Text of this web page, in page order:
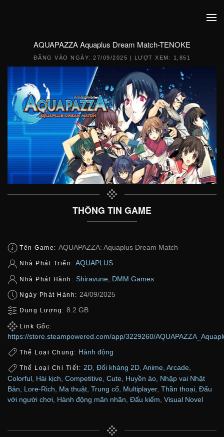
AQUAPAZZA Aquaplus Dream Match-TENOKE
ĐĂNG VÀO NGÀY:27/09/2025 | LƯỢT XEM: 1,851
THÔNG TIN GAME
Tên Game: AQUAPAZZA: Aquaplus Dream Match
Nhà Phát Triển: AQUAPLUS
Nhà Phát Hành: Shiravune, DMM Games
Ngày Phát Hành: 24/09/2025
Dung Lượng: 8.2 GB
Link Gốc:
https://store.steampowered.com/app/3229260/
Thể Loại Chung: Hành động
Thể Loại Chi Tiết: 2D, Đối kháng 2D, Anime, Arcade,
Colorful Hài kịch Competitive Cute Huyền ảo Nhập vai Nhật
Bản
Lore-Rich Ma thuật Trung cổ Multiplayer, Thần thoại Đấu
với người chơi Hành động mãn nhãn Đấu kiếm Visual Novel